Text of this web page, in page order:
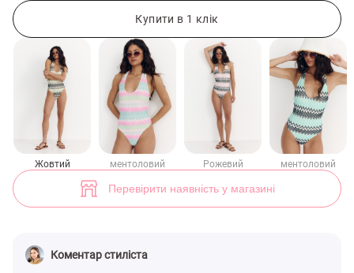
Купити в 1 клік
Жовтий ментоловий Рожевий ментоловий
Перевірити наявність у магазині
Коментар стиліста
Жовтий трикотажний суцільний купальник з люрексом (арт.